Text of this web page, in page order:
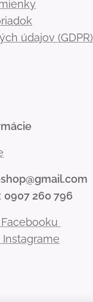
údajov (GDPR)
0907 260 796